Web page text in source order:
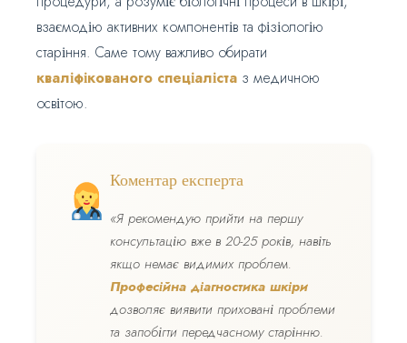
взаємодію активних компонентів та фізіологію
старіння. Саме тому важливо обирати
кваліфікованого спеціаліста з медичною
освітою.
Коментар експерта
«Я рекомендую прийти на першу
консультацію вже в 20-25 років, навіть
якщо немає видимих проблем.
Професійна діагностика шкіри
дозволяє виявити приховані проблеми
та запобігти передчасному старінню.